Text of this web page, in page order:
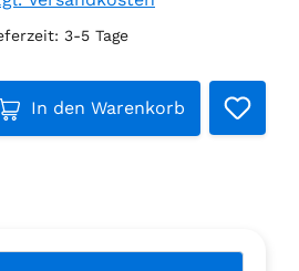
3-5 Tage
Anzahl: Gib den
In den Warenkorb